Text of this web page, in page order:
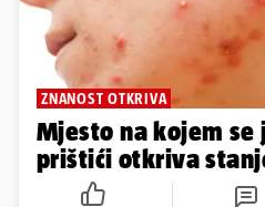
ZNANOST OTKRIVA
Mjesto na kojem
prištići otkriva